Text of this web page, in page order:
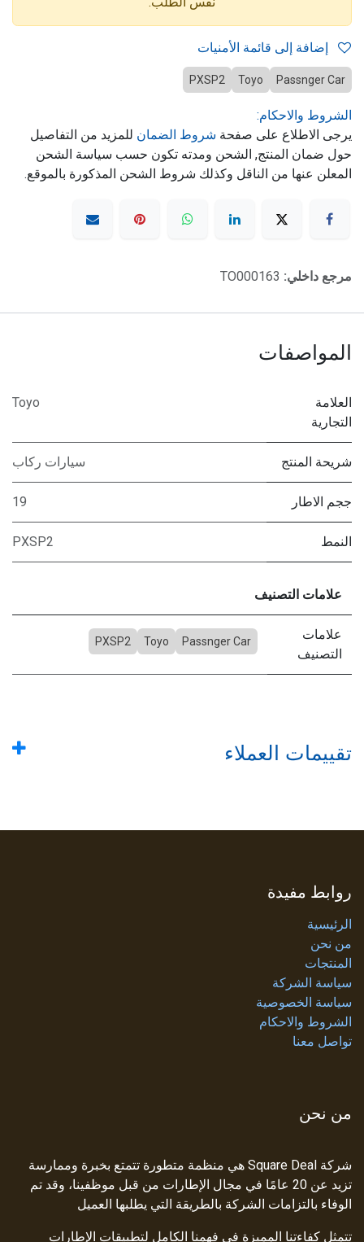
Passnger Car
Toyo
PXSP2
الشروط والاحكام:
يرجى الاطلاع على صفحة شروط الضمان للمزيد من التفاصيل
حول ضمان المنتج, الشحن ومدته تكون حسب سياسة الشحن
المعلن عنها من الناقل وكذلك شروط الشحن المذكورة بالموقع.
مرجع داخلي: TO000163
المواصفات
العلامة
التجارية
Toyo
شريحة المنتج سيارات ركاب
ججم الاطار 19
النمط PXSP2
علامات التصنيف
علامات
التصنيف
Passnger Car
Toyo
PXSP2
تقييمات العملاء
روابط مفيدة
الرئيسية
من نحن
المنتجات
سياسة الشركة
سياسة الخصوصية
الشروط والاحكام
تواصل معنا
من نحن
شركة Square Deal هي منظمة متطورة تتمتع بخبرة وممارسة
تزيد عن 20 عامًا في مجال الإطارات من قبل موظفينا، وقد تم
الوفاء بالتزامات الشركة بالطريقة التي يطلبها العميل
تتمثل كفاءتنا المميزة في فهمنا الكامل لتطبيقات الإطارات